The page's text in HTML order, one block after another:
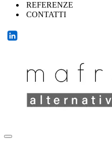
REFERENZE
CONTATTI